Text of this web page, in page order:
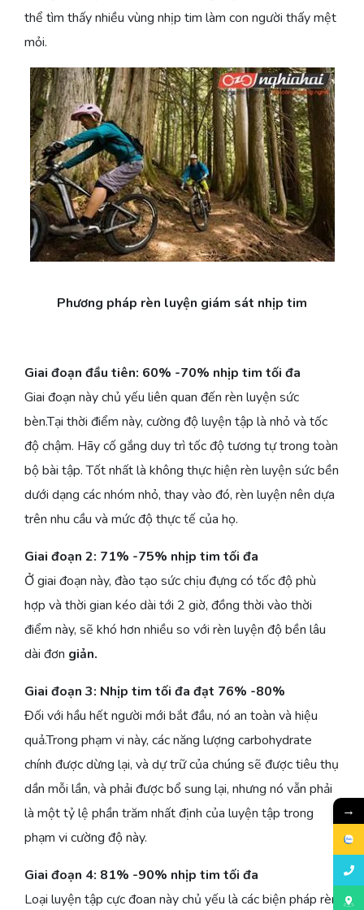
thể tìm thấy nhiều vùng nhịp tim làm con người thấy mệt
mỏi.
Phương pháp rèn luyện giám sát nhịp tim
Giai đoạn đầu tiên: 60% -70% nhịp tim tối đa
Giai đoạn này chủ yếu liên quan đến rèn luyện sức
bèn.Tại thời điểm này, cường độ luyện tập là nhỏ và tốc
độ chậm. Hãy cố gắng duy trì tốc độ tương tự trong toàn
bộ bài tập. Tốt nhất là không thực hiện rèn luyện sức bền
dưới dạng các nhóm nhỏ, thay vào đó, rèn luyện nên dựa
trên nhu cầu và mức độ thực tế của họ.
Giai đoạn 2: 71% -75% nhịp tim tối đa
Ở giai đoạn này, đào tạo sức chịu đựng có tốc độ phù
hợp và thời gian kéo dài tới 2 giờ, đồng thời vào thời
điểm này, sẽ khó hơn nhiều so với rèn luyện độ bền lâu
dài đơn giản.
Giai đoạn 3: Nhịp tim tối đa đạt 76% -80%
Đối với hầu hết người mới bắt đầu, nó an toàn và hiệu
quả.Trong phạm vi này, các năng lượng carbohydrate
chính được dừng lại, và dự trữ của chúng sẽ được tiêu thụ
dần mỗi lần, và phải được bổ sung lại, nhưng nó vẫn phải
là một tỷ lệ phần trăm nhất định của luyện tập trong
phạm vi cường độ này.
Giai đoạn 4: 81% -90% nhịp tim tối đa
Loại luyện tập cực đoan này chủ yếu là các biện pháp rèn
→